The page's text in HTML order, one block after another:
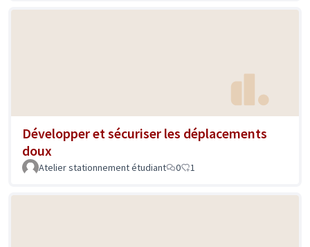
Développer et sécuriser les déplacements
doux
Atelier stationnement étudiant 0 1